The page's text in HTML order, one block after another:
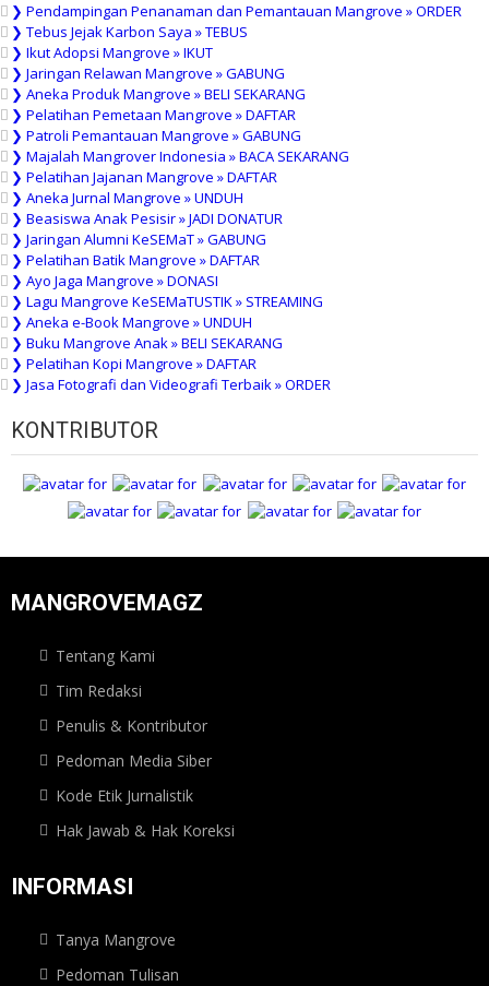
❯ Pendampingan Penanaman dan Pemantauan Mangrove » ORDER
❯ Tebus Jejak Karbon Saya » TEBUS
❯ Ikut Adopsi Mangrove » IKUT
❯ Jaringan Relawan Mangrove » GABUNG
❯ Aneka Produk Mangrove » BELI SEKARANG
❯ Pelatihan Pemetaan Mangrove » DAFTAR
❯ Patroli Pemantauan Mangrove » GABUNG
❯ Majalah Mangrover Indonesia » BACA SEKARANG
❯ Pelatihan Jajanan Mangrove » DAFTAR
❯ Aneka Jurnal Mangrove » UNDUH
❯ Beasiswa Anak Pesisir » JADI DONATUR
❯ Jaringan Alumni KeSEMaT » GABUNG
❯ Pelatihan Batik Mangrove » DAFTAR
❯ Ayo Jaga Mangrove » DONASI
❯ Lagu Mangrove KeSEMaTUSTIK » STREAMING
❯ Aneka e-Book Mangrove » UNDUH
❯ Buku Mangrove Anak » BELI SEKARANG
❯ Pelatihan Kopi Mangrove » DAFTAR
❯ Jasa Fotografi dan Videografi Terbaik » ORDER
KONTRIBUTOR
MANGROVEMAGZ
Tentang Kami
Tim Redaksi
Penulis & Kontributor
Pedoman Media Siber
Kode Etik Jurnalistik
Hak Jawab & Hak Koreksi
INFORMASI
Tanya Mangrove
Pedoman Tulisan